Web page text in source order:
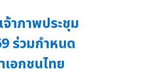
าภาพประชุม
ร่วมกำหนด
อกชนไทย